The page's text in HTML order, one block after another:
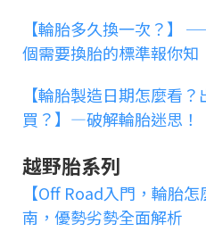
【輪胎多久換一次？】
個需要換胎的標準報你知
【輪胎製造日期怎麼看
買？】—破解輪胎迷思！
越野胎系列
【Off Road入門，輪胎
南，優勢劣勢全面解析